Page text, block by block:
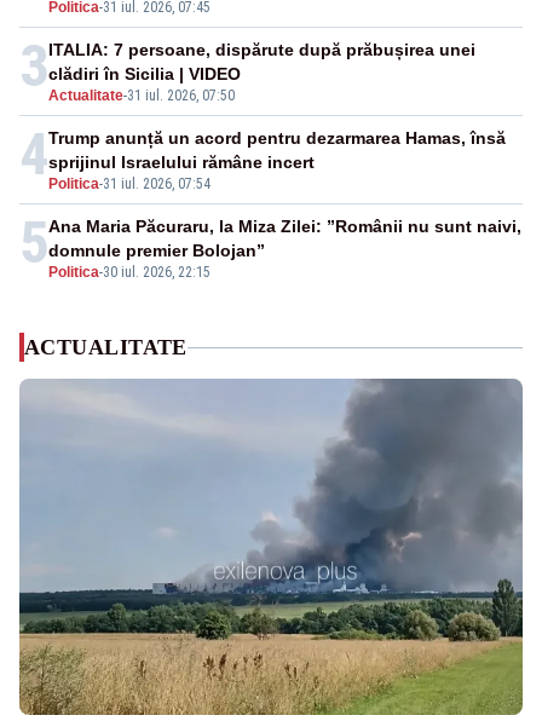
Politica-31 iul. 2026, 07:45
3Actualitate-31 iul. 2026, 07:50
ITALIA: 7 persoane, dispărute după prăbușirea unei
clădiri în Sicilia | VIDEO
4 Politica-31 iul. 2026, 07:54
Trump anunță un acord pentru dezarmarea Hamas, însă
sprijinul Israelului rămâne incert
5 Politica-30 iul. 2026, 22:15
Ana Maria Păcuraru, la Miza Zilei: ”Românii nu sunt naivi,
domnule premier Bolojan”
ACTUALITATE